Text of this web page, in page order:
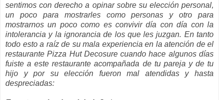
sentimos con derecho a opinar sobre su elección personal,
un poco para mostrarles como personas y otro para
mostrarnos un poco como es convivir día con día con la
intolerancia y la ignorancia de los que les juzgan. En tanto
todo esto a raíz de su mala experiencia en la atención de el
restaurante Pizza Hut Decosure cuando hace algunos días
fuiste a este restaurante acompañada de tu pareja y de tu
hijo y por su elección fueron mal atendidas y hasta
despreciadas: